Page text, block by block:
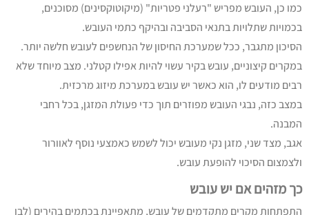
כמו כן, העובש מפריש ​"רעלני פטריות" (מיקוטוקסינים) מסוכנים,
בכמויות שתלויות בתנאי הסביבה ובהיקף כתמי העובש.
הסיכון מתגבר, ככל שמערכת החיסון של הנחשפים לעובש חלשה יותר.
במקרים קיצוניים, עובש בקיר עשוי להיות אפילו קטלני. מצב מיוחד שלא
רבים מודעים לו, הוא כאשר יש עובש במערכת מיזוג מרכזית.
במצב כזה, נבגי העובש מפוזרים תוך כדי פעולת המזגן, בכל רחבי
המבנה.
אגב, מצד שני, מזגן נקי מעובש יכול לשמש כאמצעי נוסף לאוורור
ולצמצום הסיכוי להופעת עובש.
כך מזהים אם יש עובש
התפתחות מקרים מתקדמים של עובש, מתאפיינת בכתמים בהירים (לבן